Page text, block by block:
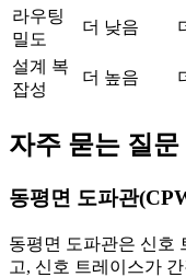
라우팅
밀도
더 낮음
설계 복
잡성
더 높음
자주 묻는 질문
동평면 도파관
동평면 도파관은 신호
고, 신호 트레이스가